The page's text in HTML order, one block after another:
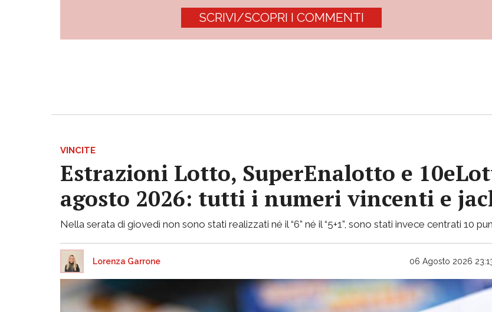
SCRIVI/SCOPRI I COMMENTI
VINCITE
Estrazioni Lotto, SuperEnalotto e
agosto 2026: tutti i numeri vincenti e
Nella serata di giovedì non sono stati realizzati né il “6” né il “5+1”, sono stati invece centrati 10
Lorenza Garrone 06 Agosto 2026